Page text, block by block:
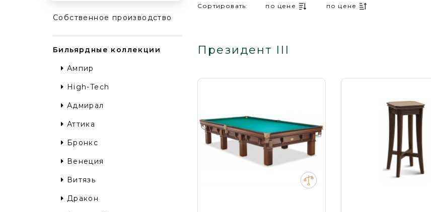
Собственное производство
Бильярдные коллекции
Ампир
High-Tech
Адмирал
Аттика
Бронкс
Венеция
Витязь
Дракон
Сортировать: по цене по цене
Президент III